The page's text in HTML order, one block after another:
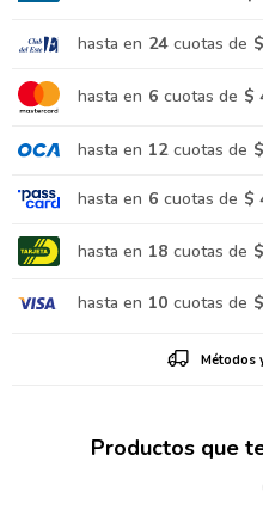
hasta en 24 cuotas de
hasta en 6 cuotas de $
hasta en 12 cuotas de
hasta en 6 cuotas de $
hasta en 18 cuotas de
hasta en 10 cuotas de
Métodos
Productos que